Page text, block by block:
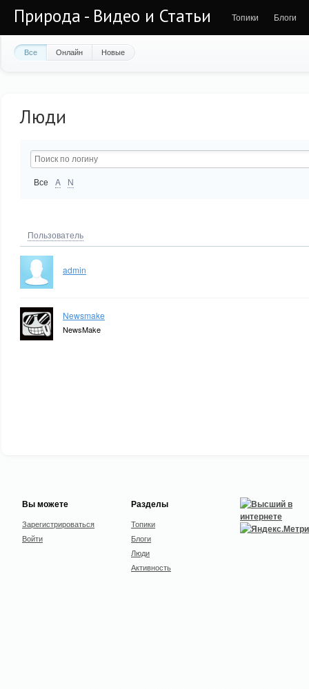
Природа - Видео и Статьи Топики Блоги
Все Онлайн Новые
Люди
Все A N
Пользователь
admin
Newsmake
NewsMake
Вы можете
Зарегистрироваться
Войти
Разделы
Топики
Блоги
Люди
Активность